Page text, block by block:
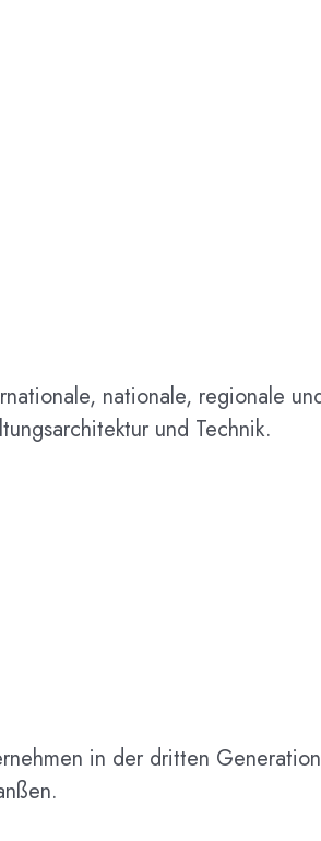
nationale, regionale
und Technik.
in der dritten